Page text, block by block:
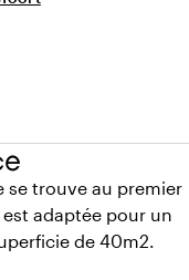
se trouve au premier
adaptée pour un
de 40m2.